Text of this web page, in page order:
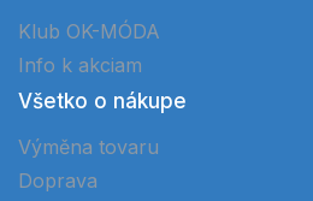
Klub OK-MÓDA
Info k akciam
Všetko o nákupe
Výměna tovaru
Doprava